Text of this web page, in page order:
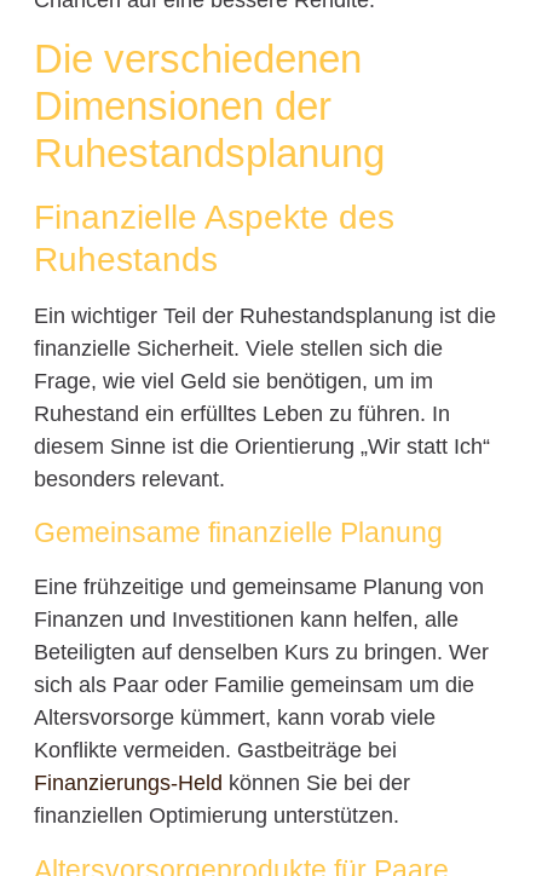
Die verschiedenen
Dimensionen der
Ruhestandsplanung
Finanzielle Aspekte des
Ruhestands
Ein wichtiger Teil der Ruhestandsplanung ist die
finanzielle Sicherheit. Viele stellen sich die
Frage, wie viel Geld sie benötigen, um im
Ruhestand ein erfülltes Leben zu führen. In
diesem Sinne ist die Orientierung „Wir statt Ich“
besonders relevant.
Gemeinsame finanzielle Planung
Eine frühzeitige und gemeinsame Planung von
Finanzen und Investitionen kann helfen, alle
Beteiligten auf denselben Kurs zu bringen. Wer
sich als Paar oder Familie gemeinsam um die
Altersvorsorge kümmert, kann vorab viele
Konflikte vermeiden. Gastbeiträge bei
Finanzierungs-Held können Sie bei der
finanziellen Optimierung unterstützen.
Altersvorsorgeprodukte für Paare